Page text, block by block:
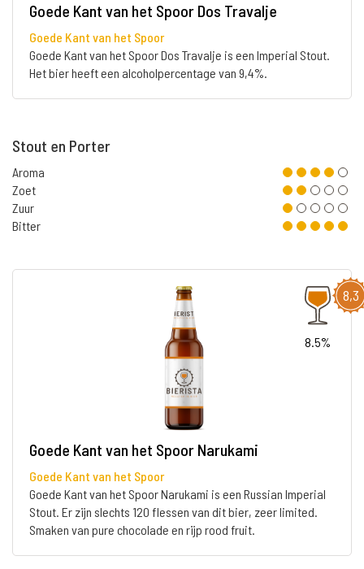
Goede Kant van het Spoor Dos Travalje
Goede Kant van het Spoor
Goede Kant van het Spoor Dos Travalje is een Imperial Stout.
Het bier heeft een alcoholpercentage van 9,4%.
Stout en Porter
Aroma
Zoet
Zuur
Bitter
8,3
8.5%
Goede Kant van het Spoor Narukami
Goede Kant van het Spoor
Goede Kant van het Spoor Narukami is een Russian Imperial
Stout. Er zijn slechts 120 flessen van dit bier, zeer limited.
Smaken van pure chocolade en rijp rood fruit.